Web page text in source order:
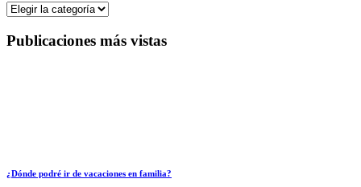
Categorías
Publicaciones más vistas
¿Dónde podré ir de vacaciones en familia?